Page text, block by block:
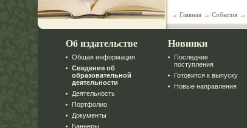
→ Главная → События →
Об издательстве
Общая информация
Сведения об
образовательной
деятельности
Деятельность
Портфолио
Документы
Баннеры
Новинки
Последние
поступления
Готовится к выпуску
Новые направления